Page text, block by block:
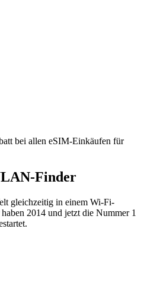
bei allen eSIM-Einkäufen für
Finder
gleichzeitig in einem Wi-Fi-
2014 und jetzt die Nummer 1